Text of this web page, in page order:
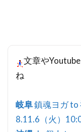
文章や
ね
岐阜鎮魂ヨガ
8.11.6（火）